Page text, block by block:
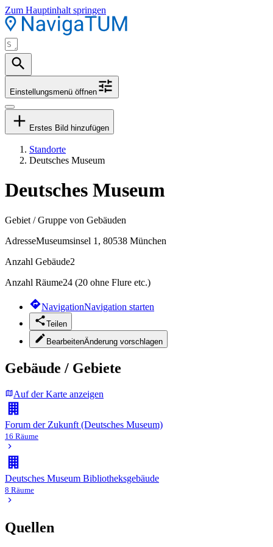
Zum Hauptinhalt springen
Einstellungsmenü öffnen
Erstes Bild hinzufügen
Standorte
Deutsches Museum
Deutsches Museum
Gebiet / Gruppe von Gebäuden
AdresseMuseumsinsel 1, 80538 München
Anzahl Gebäude2
Anzahl Räume24 (20 ohne Flure etc.)
NavigationNavigation starten
Teilen
BearbeitenÄnderung vorschlagen
Gebäude / Gebiete
Auf der Karte anzeigen
Forum der Zukunft (Deutsches Museum)
16 Räume
Deutsches Museum Bibliotheksgebäude
8 Räume
Quellen